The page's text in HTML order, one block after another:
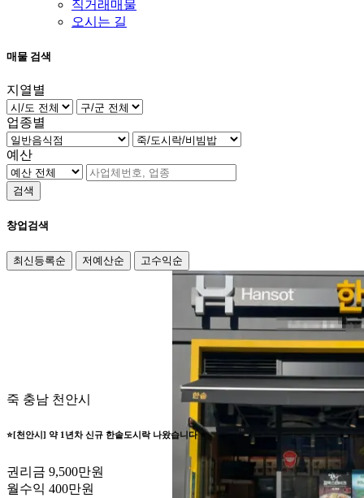
직거래매물
오시는 길
매물 검색
지열별
업종별
예산
검색
창업검색
최신등록순 저예산순 고수익순
죽 충남 천안시
⭐️[천안시] 약 1년차 신규 한솥도시락 나왔습니다 ⭐️
권리금 9,500만원
월수익 400만원